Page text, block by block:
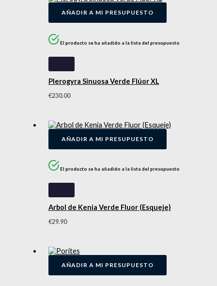
AÑADIR A MI PRESUPUESTO
El producto se ha añadido a la lista del presupuesto
Plerogyra Sinuosa Verde Flúor XL
€230.00
AÑADIR A MI PRESUPUESTO
El producto se ha añadido a la lista del presupuesto
Arbol de Kenia Verde Fluor (Esqueje)
€29.90
AÑADIR A MI PRESUPUESTO